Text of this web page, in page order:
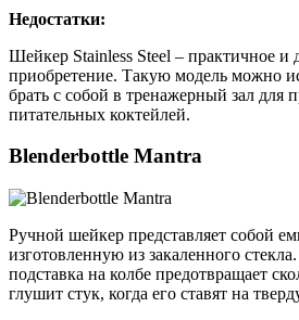
Недостатки:
Шейкер Stainless Steel – практичное и
приобретение. Такую модель можно
брать с собой в тренажерный зал для
питательных коктейлей.
Blenderbottle Mantra
Ручной шейкер представляет собой
изготовленную из закаленного
подставка на колбе предотвращает
глушит стук, когда его ставят на